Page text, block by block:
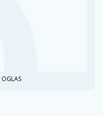
OGLAS